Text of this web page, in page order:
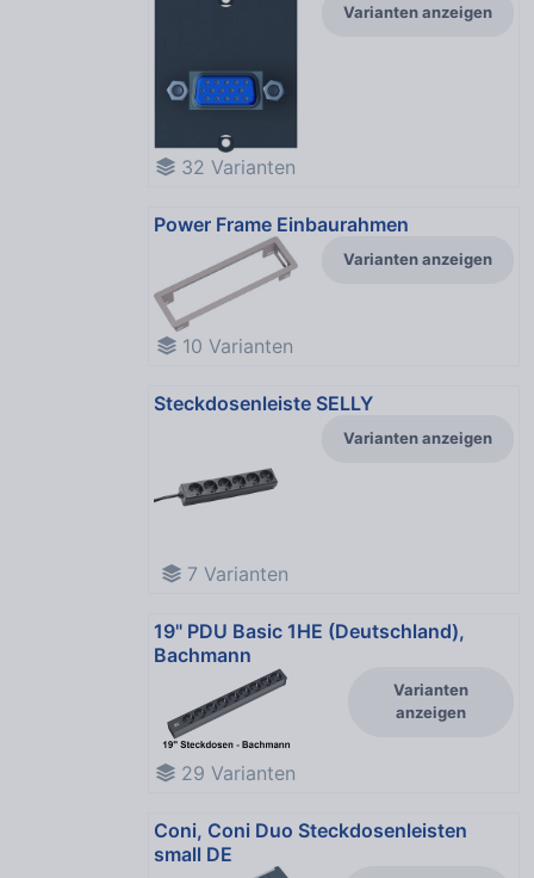
32 Varianten
Varianten anzeigen
10 Varianten
Power Frame Einbaurahmen
Varianten anzeigen
7 Varianten
Steckdosenleiste SELLY
Varianten anzeigen
29 Varianten
19" PDU Basic 1HE (Deutschland),
Bachmann
Varianten
anzeigen
Coni, Coni Duo Steckdosenleisten
small DE